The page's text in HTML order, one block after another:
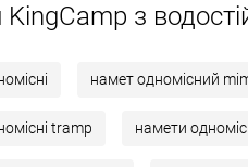
з
намет одномісний
tramp намети